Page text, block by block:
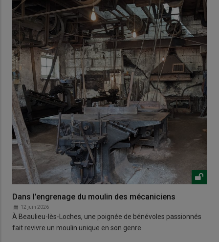
Dans l’engrenage du moulin des mécaniciens
12 juin 2026
À Beaulieu-lès-Loches, une poignée de bénévoles passionnés
fait revivre un moulin unique en son genre.